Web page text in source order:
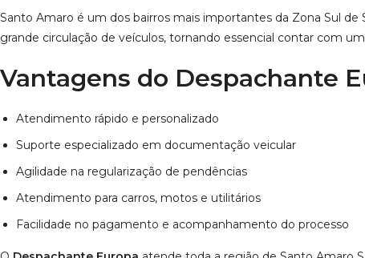
Santo Amaro é um dos bairros mais importantes da Zona Sul
grande circulação de veículos, tornando essencial contar com
Vantagens do Despachante
Atendimento rápido e personalizado
Suporte especializado em documentação veicular
Agilidade na regularização de pendências
Atendimento para carros, motos e utilitários
Facilidade no pagamento e acompanhamento do processo